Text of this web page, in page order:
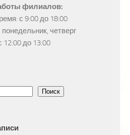
филиалов:
с 9:00 до 18:00
четверг
12:00 до 13:00
Поиск